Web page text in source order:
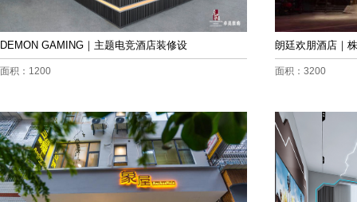
DEMON GAMING｜主题电竞酒店装修设
面积：1200
朗廷欢朋酒店｜
面积：3200